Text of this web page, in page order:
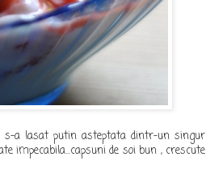
s-a lasat putin asteptata dintr-un singur
impecabila...capsuni de soi bun , crescute